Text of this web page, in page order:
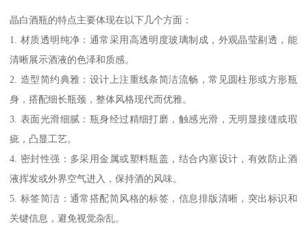
晶白酒瓶的特点主要体现在以下几个方面：
1. 材质透明纯净：通常采用高透明度玻璃制成，外观晶莹剔透，能
清晰展示酒液的色泽和质感。
2. 造型简约典雅：设计上注重线条简洁流畅，常见圆柱形或方形瓶
身，搭配细长瓶颈，整体风格现代而优雅。
3. 表面光滑细腻：瓶身经过精细打磨，触感光滑，无明显接缝或瑕
疵，凸显工艺。
4. 密封性强：多采用金属或塑料瓶盖，结合内塞设计，有效防止酒
液挥发或外界空气进入，保持酒的风味。
5. 标签简洁：通常搭配简风格的标签，信息排版清晰，突出标识和
关键信息，避免视觉杂乱。